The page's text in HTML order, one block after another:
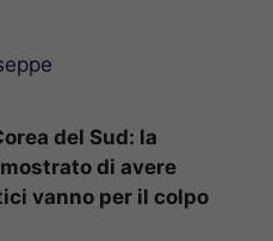
del Sud: la
di avere
vanno per il colpo